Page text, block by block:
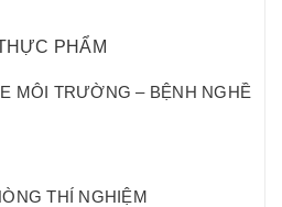
PHẨM
MÔI TRƯỜNG – BỆNH NGHỀ
THÍ NGHIỆM